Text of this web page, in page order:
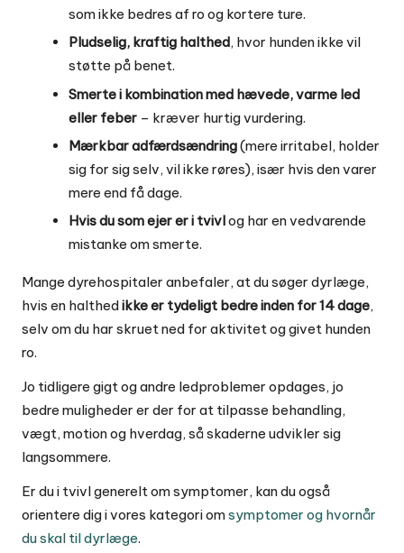
som ikke bedres af ro og kortere ture.
Pludselig, kraftig halthed, hvor hunden ikke vil
støtte på benet.
Smerte i kombination med hævede, varme led
eller feber – kræver hurtig vurdering.
Mærkbar adfærdsændring(mere irritabel, holder
sig for sig selv, vil ikke røres), især hvis den varer
mere end få dage.
Hvis du som ejer er i tvivlog har en vedvarende
mistanke om smerte.
Mange dyrehospitaler anbefaler, at du søger dyrlæge,
hvis en halthedikke er tydeligt bedre inden for 14 dage,
selv om du har skruet ned for aktivitet og givet hunden
ro.
Jo tidligere gigt og andre ledproblemer opdages, jo
bedre muligheder er der for at tilpasse behandling,
vægt, motion og hverdag, så skaderne udvikler sig
langsommere.
Er du i tvivl generelt om symptomer, kan du også
orientere dig i vores kategori omsymptomer og hvornår
du skal til dyrlæge.